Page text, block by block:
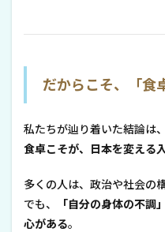
だからこそ、「食
私たちが辿り着いた結論は
食卓こそが、日本を変える
多くの人は、政治や社会の
でも、
「自分の身体の不調
心がある。